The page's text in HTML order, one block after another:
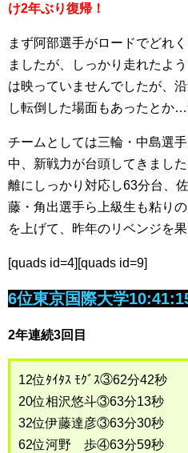
け2年ぶり復帰！
まず阿部選手がロードでどれ
ましたが、しっかり走れたよ
は映っていませんでしたが、
し転倒した場面もあったとか…
チームとしては三輪・中島選
中、新戦力が台頭してきまし
離にしっかり対応し63分台、
藤・角出選手ら上級生も粘り
を上げて、昨年のリベンジを果
[quads id=4][quads id=9]
6位東京国際大学
2年連続3回目
12位ﾀｲﾀｽ ﾓｸﾞｽ③62分42秒
20位相沢悠斗③63分13秒
32位伊藤達彦③63分30秒
62位河野 歩④63分59秒